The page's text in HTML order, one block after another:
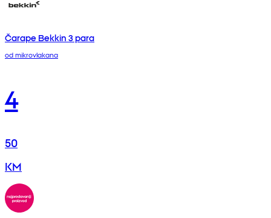
Čarape Bekkin 3 para
od mikrovlakana
4
50
KM